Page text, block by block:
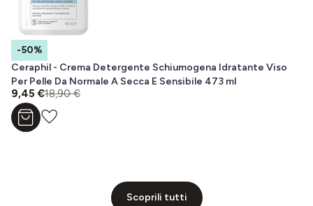
-50%
Ceraphil - Crema Detergente Schiumogena Idratante Viso
Per Pelle Da Normale A Secca E Sensibile 473 ml
18,90 €
9,45 €
Aggiungi al carrello
Scoprili tutti